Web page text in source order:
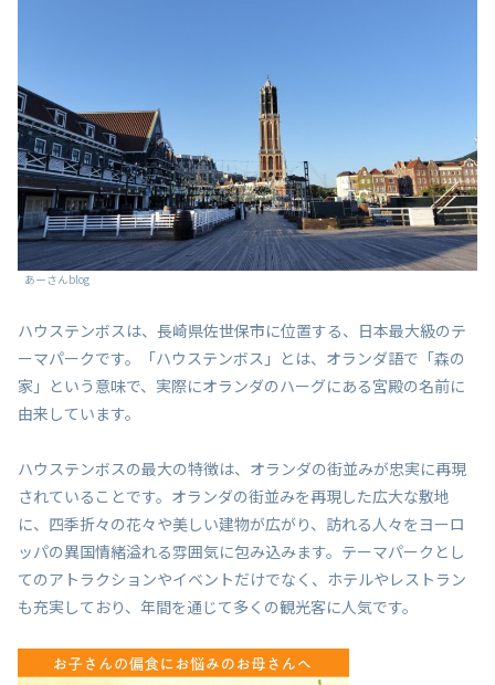
あーさんblog
ハウステンボスは、長崎県佐世保市に位置する、日本最大級のテ
ーマパークです。「ハウステンボス」とは、オランダ語で「森の
家」という意味で、実際にオランダのハーグにある宮殿の名前に
由来しています。
ハウステンボスの最大の特徴は、オランダの街並みが忠実に再現
されていることです。オランダの街並みを再現した広大な敷地
に、四季折々の花々や美しい建物が広がり、訪れる人々をヨーロ
ッパの異国情緒溢れる雰囲気に包み込みます。テーマパークとし
てのアトラクションやイベントだけでなく、ホテルやレストラン
も充実しており、年間を通じて多くの観光客に人気です。